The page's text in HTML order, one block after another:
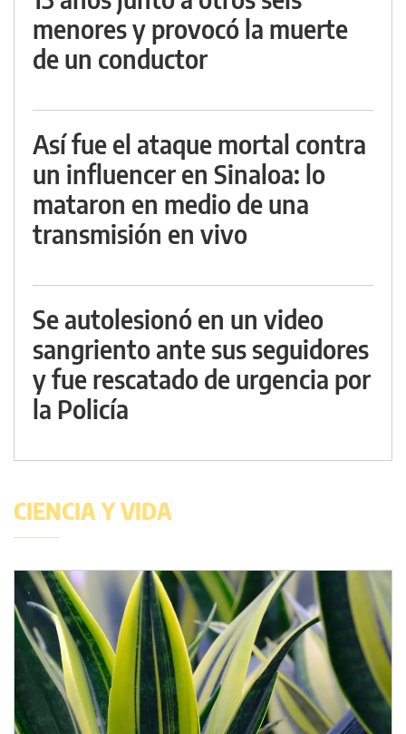
menores y provocó la muerte
de un conductor
Así fue el ataque mortal contra
un influencer en Sinaloa: lo
mataron en medio de una
transmisión en vivo
Se autolesionó en un video
sangriento ante sus seguidores
y fue rescatado de urgencia por
la Policía
CIENCIA Y VIDA